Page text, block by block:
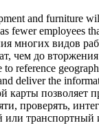
and furniture
fewer employees
многих видов
чем до
reference
deliver the
карты
проверять,
или транспортный